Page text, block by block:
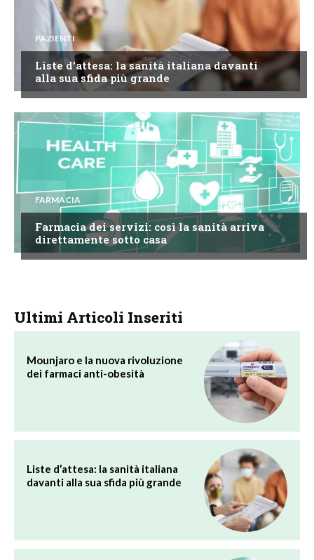
PAZIENTI
Liste d’attesa: la sanità italiana davanti
alla sua sfida più grande
FARMACIA
Farmacia dei servizi: così la sanità arriva
direttamente sotto casa
Ultimi Articoli Inseriti
Mounjaro e la nuova rivoluzione
dei farmaci anti-obesità
Liste d’attesa: la sanità italiana
davanti alla sua sfida più grande